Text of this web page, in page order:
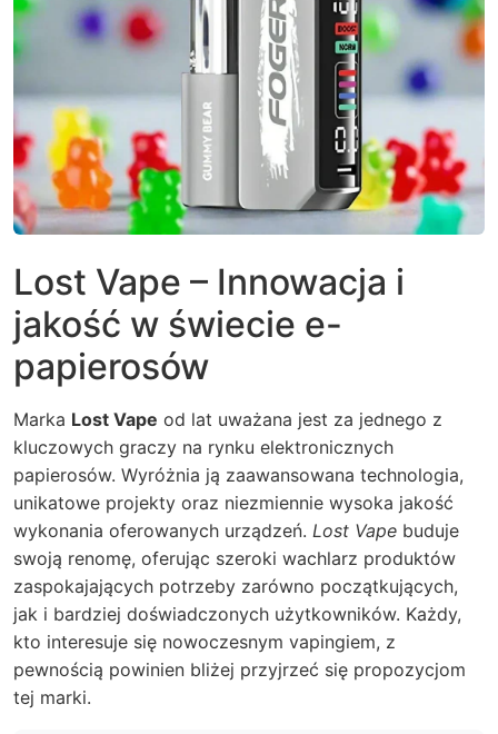
Lost Vape – Innowacja i
jakość w świecie e-
papierosów
Marka Lost Vape od lat uważana jest za jednego z
kluczowych graczy na rynku elektronicznych
papierosów. Wyróżnia ją zaawansowana technologia,
unikatowe projekty oraz niezmiennie wysoka jakość
wykonania oferowanych urządzeń. Lost Vape buduje
swoją renomę, oferując szeroki wachlarz produktów
zaspokajających potrzeby zarówno początkujących,
jak i bardziej doświadczonych użytkowników. Każdy,
kto interesuje się nowoczesnym vapingiem, z
pewnością powinien bliżej przyjrzeć się propozycjom
tej marki.